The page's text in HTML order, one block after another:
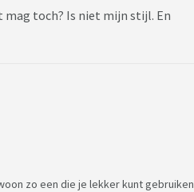
mag toch? Is niet mijn stijl. En
zo een die je lekker kunt gebruiken